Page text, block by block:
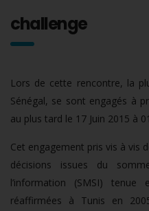
challenge
Lors de cette rencontre, la
Sénégal, se sont engagés à
au plus tard le 17 Juin 2015 à
Cet engagement pris vis à vis
décisions issues du
l’information (SMSI)
réaffirmées à Tunis en